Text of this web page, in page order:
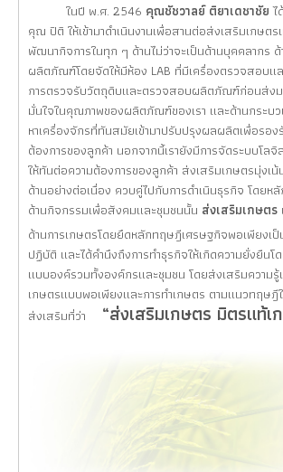
ในปี พ.ศ. 2546 คุณชัชวาลย์ ติยาเดชาชัยไ
คุณ ปิติ ให้เข้ามาดำเนินงานเพื่อสานต่อส่งเสริมเกษต
พัฒนากิจการในทุก ๆ ด้านไม่ว่าจะเป็นด้านบุคคลากร
ผลิตภัณฑ์โดยจัดให้มีห้อง LAB ที่มีเครื่องตรวจสอบแ
การตรวจรับวัตถุดิบและตรวจสอบผลิตภัณฑ์ก่อนส่งม
มั่นใจในคุณภาพของผลิตภัณฑ์ของเรา และด้านกระบ
หาเครื่องจักรที่ทันสมัยเข้ามาปรับปรุงผลผลิตเพื่อรอ
ต้องการของลูกค้า นอกจากนี้เรายังมีการจัดระบบโ
ให้ทันต่อความต้องการของลูกค้า ส่งเสริมเกษตรมุ่งเ
ด้านอย่างต่อเนื่อง ควบคู่ไปกับการดำเนินธุรกิจ โดยห
ด้านกิจกรรมเพื่อสังคมและชุมชนนั้น ส่งเสริมเกษตร
ด้านการเกษตรโดยยึดหลักทฤษฎีเศรษฐกิจพอเพียงเป็
ปฏิบัติ และได้คำนึงถึงการทำธุรกิจให้เกิดความยั่งยืนโ
แบบองค์รวมทั้งองค์กรและชุมชน โดยส่งเสริมความรู้
เกษตรแบบพอเพียงและการทำเกษตร ตามแนวทฤษ
ส่งเสริมที่ว่า “ส่งเสริมเกษตร มิตรแท้เ